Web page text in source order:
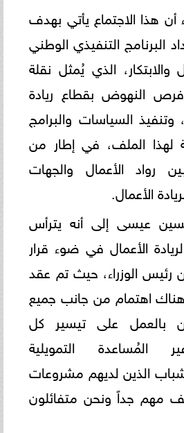
أن هذا الاجتماع يأتي بهدف
البرنامج التنفيذي الوطني
والابتكار، الذي يُمثل نقلة
فرص النهوض بقطاع ريادة
السياسات والبرامج
لهذا الملف، في إطار من
رواد الأعمال والجهات
الأعمال.
عيسى إلى أنه يترأس
لريادة الأعمال في ضوء قرار
رئيس الوزراء، حيث تم عقد
اهتمام من جانب جميع
بالعمل على تيسير كل
المُساعدة التمويلية
الذين لديهم مشروعات
مهم جداً ونحن متفائلون